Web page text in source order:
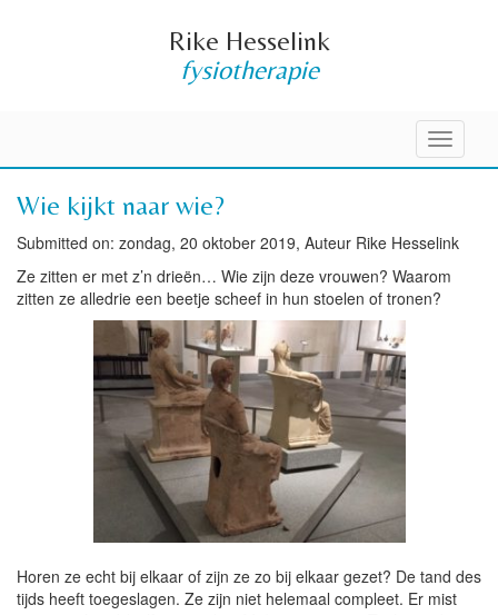
Rike Hesselink
fysiotherapie
Toggle
Wie kijkt naar wie?
Submitted on: zondag, 20 oktober 2019, Auteur Rike Hesselink
Ze zitten er met z’n drieën… Wie zijn deze vrouwen? Waarom
zitten ze alledrie een beetje scheef in hun stoelen of tronen?
Horen ze echt bij elkaar of zijn ze zo bij elkaar gezet? De tand des
tijds heeft toegeslagen. Ze zijn niet helemaal compleet. Er mist